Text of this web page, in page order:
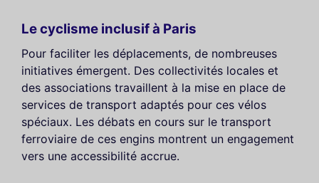
Le cyclisme inclusif à Paris
Pour faciliter les déplacements, de nombreuses
initiatives émergent. Des collectivités locales et
des associations travaillent à la mise en place de
services de transport adaptés pour ces vélos
spéciaux. Les débats en cours sur le transport
ferroviaire de ces engins montrent un engagement
vers une accessibilité accrue.